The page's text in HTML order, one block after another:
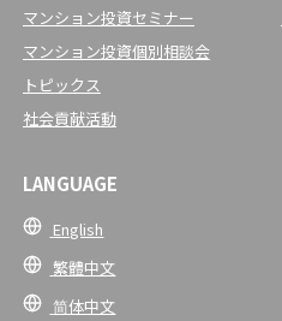
マンション投資セミナー
マンション投資個別相談会
トピックス
社会貢献活動
LANGUAGE
English
繁體中文
简体中文